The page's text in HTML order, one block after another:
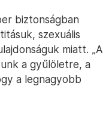
biztonságban
szexuális
miatt. „A
a gyűlöletre, a
a legnagyobb